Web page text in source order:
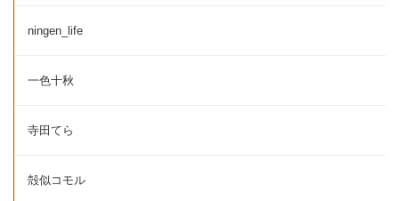
ningen_life
一色十秋
寺田てら
殻似コモル